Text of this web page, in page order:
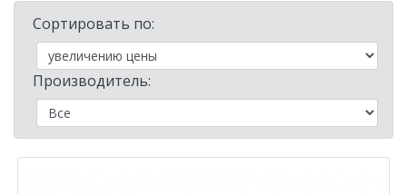
Сортировать по:
Производитель: